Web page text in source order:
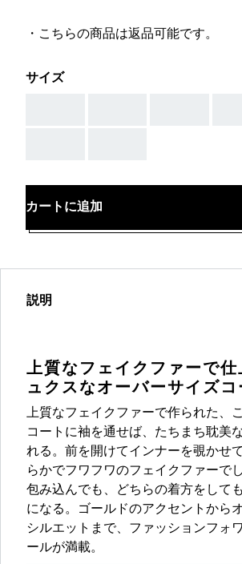
・こちらの商品は返品可能です。
サイズ
カートに追加
説明
上質なフェイクファーで仕
ュクスなオーバーサイズコ
上質なフェイクファーで作られた、
コートに袖を通せば、たちまち耽美
れる。前を開けてインナーを覗かせ
らかでフワフワのフェイクファーで
包み込んでも、どちらの着方をして
になる。ゴールドのアクセントから
シルエットまで、ファッションフォ
ールが満載。